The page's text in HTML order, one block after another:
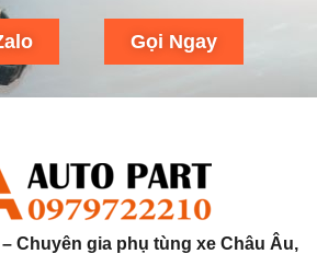
Gọi Ngay
Chuyên gia phụ tùng xe Châu Âu,